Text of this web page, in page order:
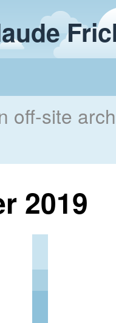
off-site
2019